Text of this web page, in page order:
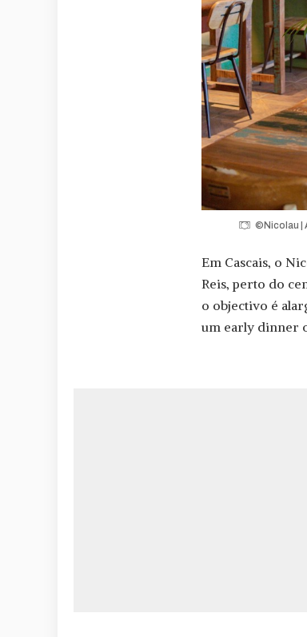
©Nicolau |
Em Cascais, o
Reis, perto do
o objectivo é
um early dinner